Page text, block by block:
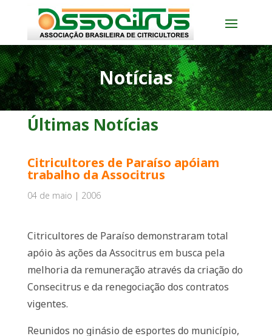
Notícias
Últimas Notícias
Citricultores de Paraíso apóiam
trabalho da Associtrus
04 de maio | 2006
Citricultores de Paraíso demonstraram total
apóio às ações da Associtrus em busca pela
melhoria da remuneração através da criação do
Consecitrus e da renegociação dos contratos
vigentes.
Reunidos no ginásio de esportes do município,